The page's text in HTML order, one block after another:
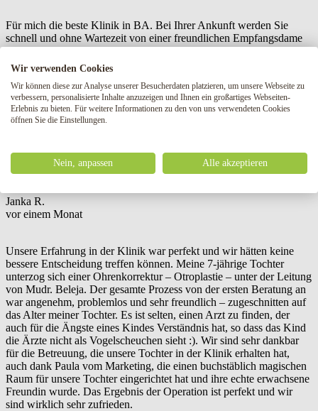
Für mich die beste Klinik in BA. Bei Ihrer Ankunft werden Sie
schnell und ohne Wartezeit von einer freundlichen Empfangsdame
abgefertigt, die Ihnen auch mit Rat und Tat zur Seite steht, wenn Sie
etwas nicht wissen oder Fragen haben. Das ist ein großes Plus, denn
Arzt dort ist ein Profi, wenn es um seine Arbeit geht. Wenn Sie
irgendwelche Bedenken oder Unsicherheiten haben, wird er Sie
auch beraten und beruhigen. Man hat nicht den Eindruck, wie fast
überall sonst, dass alles schnell geht und sie XY Leute in einer
gemacht. Ich danke Ihnen.
Janka R.
vor einem Monat
Unsere Erfahrung in der Klinik war perfekt und wir hätten keine
bessere Entscheidung treffen können. Meine 7-jährige Tochter
unterzog sich einer Ohrenkorrektur – Otroplastie – unter der Leitung
von Mudr. Beleja. Der gesamte Prozess von der ersten Beratung an
war angenehm, problemlos und sehr freundlich – zugeschnitten auf
das Alter meiner Tochter. Es ist selten, einen Arzt zu finden, der
auch für die Ängste eines Kindes Verständnis hat, so dass das Kind
die Ärzte nicht als Vogelscheuchen sieht :). Wir sind sehr dankbar
für die Betreuung, die unsere Tochter in der Klinik erhalten hat,
auch dank Paula vom Marketing, die einen buchstäblich magischen
Raum für unsere Tochter eingerichtet hat und ihre echte erwachsene
Freundin wurde. Das Ergebnis der Operation ist perfekt und wir
sind wirklich sehr zufrieden.
Wir verwenden Cookies
Wir können diese zur Analyse unserer Besucherdaten platzieren, um unsere Webseite zu
verbessern, personalisierte Inhalte anzuzeigen und Ihnen ein großartiges Webseiten-
Erlebnis zu bieten. Für weitere Informationen zu den von uns verwendeten Cookies
öffnen Sie die Einstellungen.
Nein, anpassen Alle akzeptieren